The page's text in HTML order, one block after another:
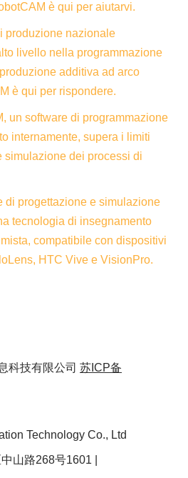
è qui per aiutarvi.
produzione nazionale
livello nella programmazione
additiva ad arco
è qui per rispondere.
un software di programmazione
internamente, supera i limiti
simulazione dei processi di
di progettazione e simulazione
tecnologia di insegnamento
compatibile con dispositivi
HTC Vive e VisionPro.
科技有限公司 苏ICP备
Technology Co., Ltd
山路268号1601 |